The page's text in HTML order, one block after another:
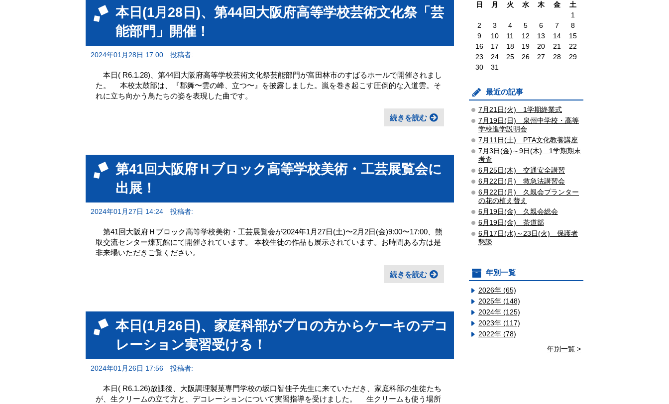
本日(1月28日)、第44回大阪府高等学校芸術文化祭「芸
能部門」開催！
2024年01月28日 17:00 投稿者:
本日( R6.1.28)、第44回大阪府高等学校芸術文化祭芸能部門が富田林市のすばるホールで開催されまし
た。 本校太鼓部は、『郡舞〜雲の峰、立つ〜』を披露しました。嵐を巻き起こす圧倒的な入道雲。そ
れに立ち向かう鳥たちの姿を表現した曲です。
続きを読む
第41回大阪府Ｈブロック高等学校美術・工芸展覧会に
出展！
2024年01月27日 14:24 投稿者:
第41回大阪府Ｈブロック高等学校美術・工芸展覧会が2024年1月27日(土)〜2月2日(金)9:00〜17:00、熊
取交流センター煉瓦館にて開催されています。 本校生徒の作品も展示されています。お時間ある方は是
非来場いただきご覧ください。
続きを読む
本日(1月26日)、家庭科部がプロの方からケーキのデコ
レーション実習受ける！
2024年01月26日 17:56 投稿者:
本日( R6.1.26)放課後、大阪調理製菓専門学校の坂口智佳子先生に来ていただき、家庭科部の生徒たち
が、生クリームの立て方と、デコレーションについて実習指導を受けました。 生クリームも使う場所
日
月 火 水 木 金
土
1
2
3 4 5 6 7
8
9
10 11 12 13 14
15
16
17 18 19 20 21
22
23
24 25 26 27 28
29
30
31
最近の記事
7月21日(火) 1学期終業式
7月19日(日) 泉州中学校・高等
学校進学説明会
7月11日(土) PTA文化教養講座
7月3日(金)～9日(木) 1学期期末
考査
6月25日(木) 交通安全講習
6月22日(月) 救急法講習会
6月22日(月) 久親会プランター
の花の植え替え
6月19日(金) 久親会総会
6月19日(金) 茶道部
6月17日(水)～23日(火) 保護者
懇談
年別一覧
2026年 (65)
2025年 (148)
2024年 (125)
2023年 (117)
2022年 (78)
年別一覧 >